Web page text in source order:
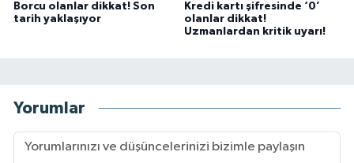
Borcu olanlar dikkat! Son
tarih yaklaşıyor
Kredi kartı şifresinde ‘0’
olanlar dikkat!
Uzmanlardan kritik uyarı!
Yorumlar